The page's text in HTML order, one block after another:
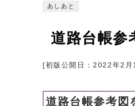
あしあと
道路台帳参
[初版公開日：2022年2月
道路台帳参考図